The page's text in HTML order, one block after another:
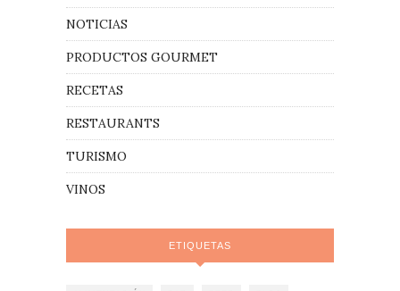
NOTICIAS
PRODUCTOS GOURMET
RECETAS
RESTAURANTS
TURISMO
VINOS
ETIQUETAS